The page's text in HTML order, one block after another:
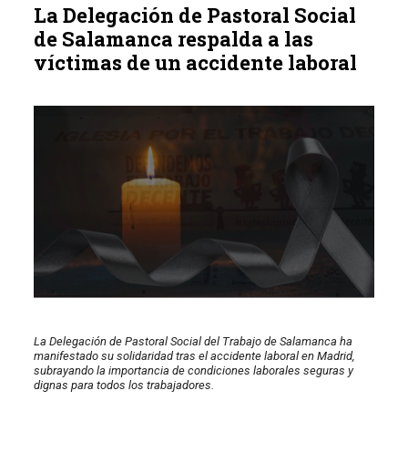
La Delegación de Pastoral Social
de Salamanca respalda a las
víctimas de un accidente laboral
La Delegación de Pastoral Social del Trabajo de Salamanca ha
manifestado su solidaridad tras el accidente laboral en Madrid,
subrayando la importancia de condiciones laborales seguras y
dignas para todos los trabajadores.